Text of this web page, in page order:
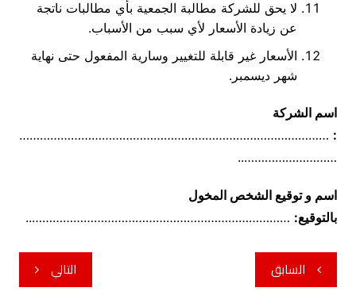
لا يحق للشركة مطالبة الجمعية بأي مطالبات ناتجة
عن زيادة الأسعار لأي سبب من الأسباب.
الأسعار غير قابلة للتغيير وسارية المفعول حتى نهاية
شهر ديسمبر.
اسم الشركة
:
………………………………………………………………………………
………………………..
اسم و توقيع الشخص المخول
بالتوقيع: …………………………………………………………………..
تصفّح
المقالات
السابق التالي